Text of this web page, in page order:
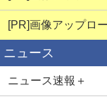
[PR]画像アップロ
ニュース
ニュース速報＋